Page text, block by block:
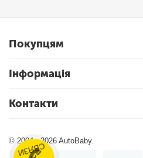
Покупцям
Інформація
Контакти
© 2004 - 2026 AutoBaby.
К
Н
О
К
В
Я
З